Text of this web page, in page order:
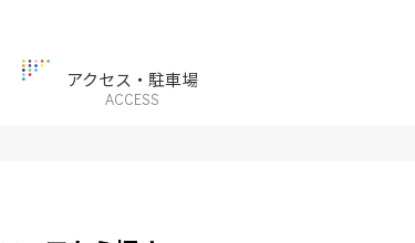
アクセス・駐車場
ACCESS